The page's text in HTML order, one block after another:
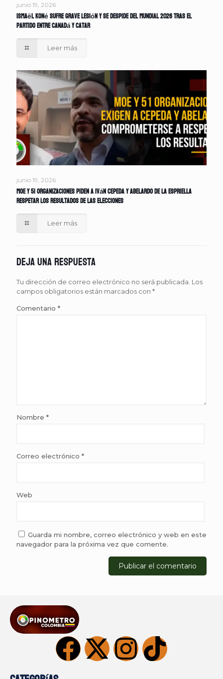
junio 19, 2026
Ismaël Koné sufre grave lesión y se despide del Mundial 2026 tras el
partido entre Canadá y Catar
Leer más
junio 19, 2026
MOE y 51 organizaciones piden a Iván Cepeda y Abelardo de la Espriella
respetar los resultados de las elecciones
Leer más
Deja una respuesta
Tu dirección de correo electrónico no será publicada. Los
campos obligatorios están marcados con *
Comentario *
Nombre *
Correo electrónico *
Web
Guarda mi nombre, correo electrónico y web en este
navegador para la próxima vez que comente.